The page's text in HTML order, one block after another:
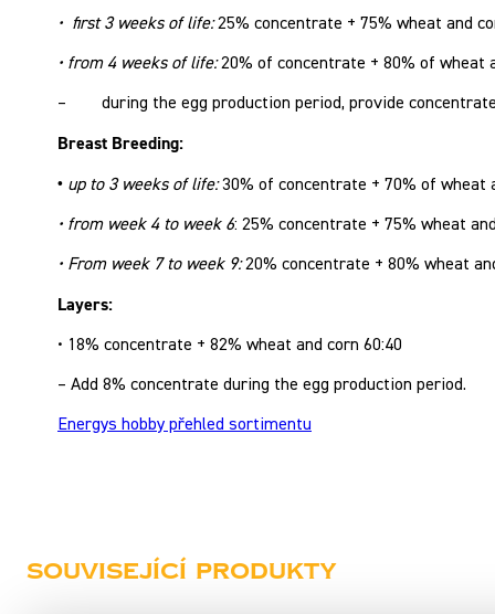
• first 3 weeks of life:25% concentrate + 75% wheat and
• from 4 weeks of life:20% of concentrate + 80% of wheat
– during the egg production period, provide
Breast Breeding:
• up to 3 weeks of life:30% of concentrate + 70% of wheat
• from week 4 to week 6: 25% concentrate + 75% wheat
• From week 7 to week 9:20% concentrate + 80% wheat
Layers:
• 18% concentrate + 82% wheat and corn 60:40
– Add 8% concentrate during the egg production period.
Energys hobby přehled sortimentu
Související produkty